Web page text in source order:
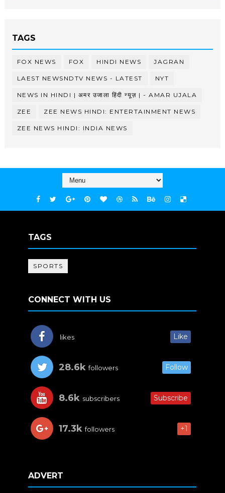
TAGS
FOX NEWS FOX HINDI NEWS JAGRAN
LAEST NEWSNDTV NEWS - LATEST NYT
NEWS IN HINDI | अमर उजाला हिंदी न्यूज़ | - AMAR UJALA
ZEE ZEE NEWS HINDI: ENTERTAINMENT NEWS
ZEE NEWS HINDI: INDIA NEWS
TAGS
SPORTS
CONNECT WITH US
likes Like
28.6k followers Follow
8.6k subscribers Subscribe
17.3k followers +1
ADVERT